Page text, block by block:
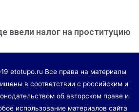
ввели налог на проституцию
etotupo.ru Все права на материалы
в соответствии с российским и
об авторском праве и
использование материалов сайта